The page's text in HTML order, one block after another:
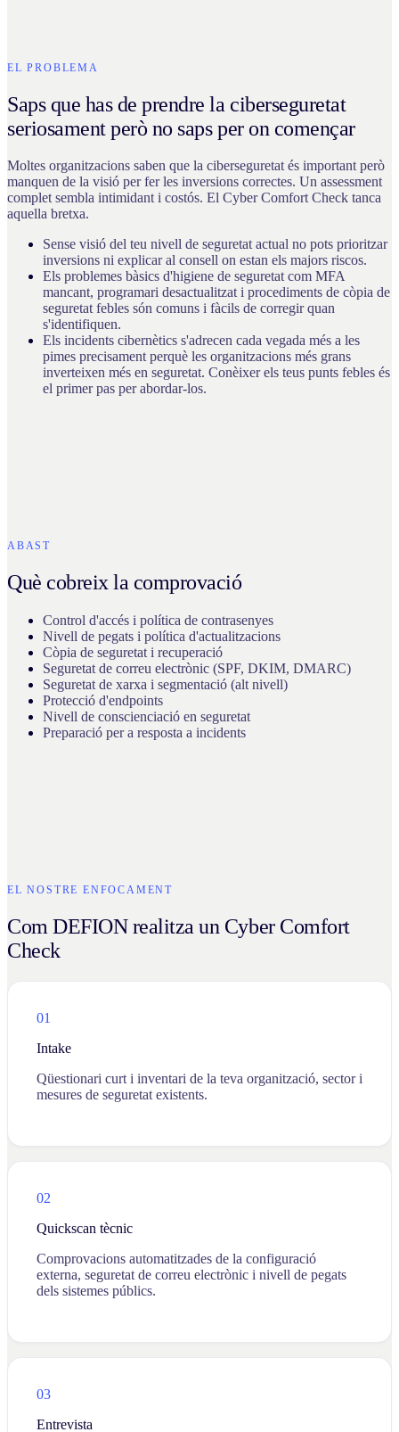
EL PROBLEMA
Saps que has de prendre la ciberseguretat
seriosament però no saps per on començar
Moltes organitzacions saben que la ciberseguretat és important però
manquen de la visió per fer les inversions correctes. Un assessment
complet sembla intimidant i costós. El Cyber Comfort Check tanca
aquella bretxa.
Sense visió del teu nivell de seguretat actual no pots prioritzar
inversions ni explicar al consell on estan els majors riscos.
Els problemes bàsics d'higiene de seguretat com MFA
mancant, programari desactualitzat i procediments de còpia de
seguretat febles són comuns i fàcils de corregir quan
s'identifiquen.
Els incidents cibernètics s'adrecen cada vegada més a les
pimes precisament perquè les organitzacions més grans
inverteixen més en seguretat. Conèixer els teus punts febles és
el primer pas per abordar-los.
ABAST
Què cobreix la comprovació
Control d'accés i política de contrasenyes
Nivell de pegats i política d'actualitzacions
Còpia de seguretat i recuperació
Seguretat de correu electrònic (SPF, DKIM, DMARC)
Seguretat de xarxa i segmentació (alt nivell)
Protecció d'endpoints
Nivell de conscienciació en seguretat
Preparació per a resposta a incidents
EL NOSTRE ENFOCAMENT
Com DEFION realitza un Cyber Comfort
Check
01
Intake
Qüestionari curt i inventari de la teva organització, sector i
mesures de seguretat existents.
02
Quickscan tècnic
Comprovacions automatitzades de la configuració
externa, seguretat de correu electrònic i nivell de pegats
dels sistemes públics.
03
Entrevista